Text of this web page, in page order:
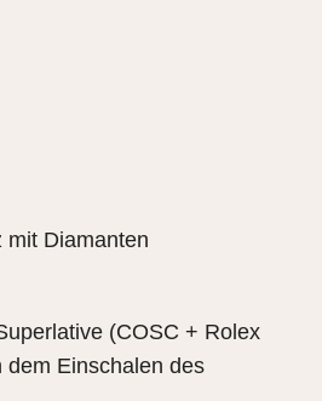
mit Diamanten
(COSC + Rolex
dem Einschalen des